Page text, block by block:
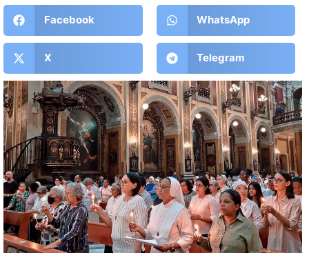
Facebook WhatsApp
X Telegram